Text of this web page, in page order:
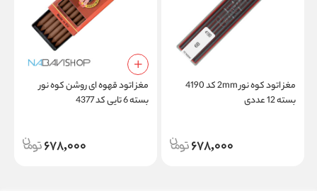
مغز اتود کوه نور 2mm کد 4190
بسته 12 عددی
678,000
مغز اتود قهوه ای روشن کوه نور
بسته 6 تایی کد 4377
678,000